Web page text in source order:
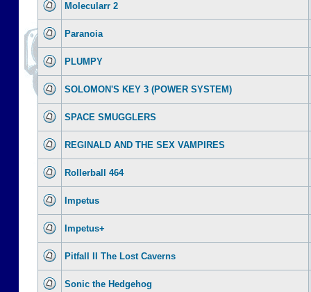
Molecularr 2
Paranoia
PLUMPY
SOLOMON'S KEY 3 (POWER SYSTEM)
SPACE SMUGGLERS
REGINALD AND THE SEX VAMPIRES
Rollerball 464
Impetus
Impetus+
Pitfall II The Lost Caverns
Sonic the Hedgehog